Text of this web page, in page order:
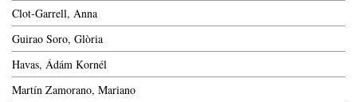
Clot-Garrell, Anna
Guirao Soro, Glòria
Havas, Ádám Kornél
Martín Zamorano, Mariano